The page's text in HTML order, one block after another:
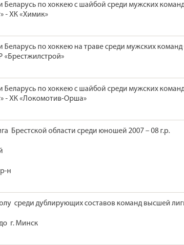
Беларусь по хоккею с шайбой среди мужских
- ХК «Химик»
Беларусь по хоккею на траве среди мужских
Беларусь по хоккею с шайбой среди мужских
- ХК «Локомотив-Орша»
Брестской области среди юношей 2007 – 08 г.р.
н
среди дублирующих составов команд высшей
г. Минск